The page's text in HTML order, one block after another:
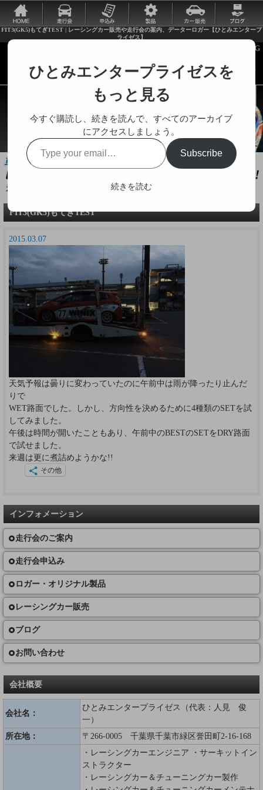
FIT3(GK5)もてぎTEST | レーシングカー販売や走行会の案内、データーロガー【ひとみエンタープ
ライゼス】
走行会やレーシングカーに関する様々な情報をお届けします。
FIT3(GK5)もてぎTEST
2015.03.07
天気予報は曇りに変わっていたのに午前中は雨が降ったり止んだ
りで
WET路面でした。しかし、方向性を決めるために4種類のSETを試
してみました。
午後は時間が開いたこともあり、午前中のBESTのSETをDRY路面
で試せました。
来週は更に煮詰めようかな!!
その他
インフォメーション
走行会のご案内
走行会申込み
ロガー・オリジナル製品
レーシングカー販売
ブログ
お問い合わせ
会社概要
会社名：
ひとみエンタープライゼス（代表：人見 俊
一）
所在地：
〒266-0005 千葉県千葉市緑区誉田町2-16-168
・レーシングカーエンジニア ・サーキットイン
ストラクター
・レーシングカー＆チューニングカー製作
ひとみエンタープライゼスを
もっと見る
今すぐ購読し、続きを読んで、すべてのアーカイブ
にアクセスしましょう。
Type
your
email…
Subscribe
続きを読む